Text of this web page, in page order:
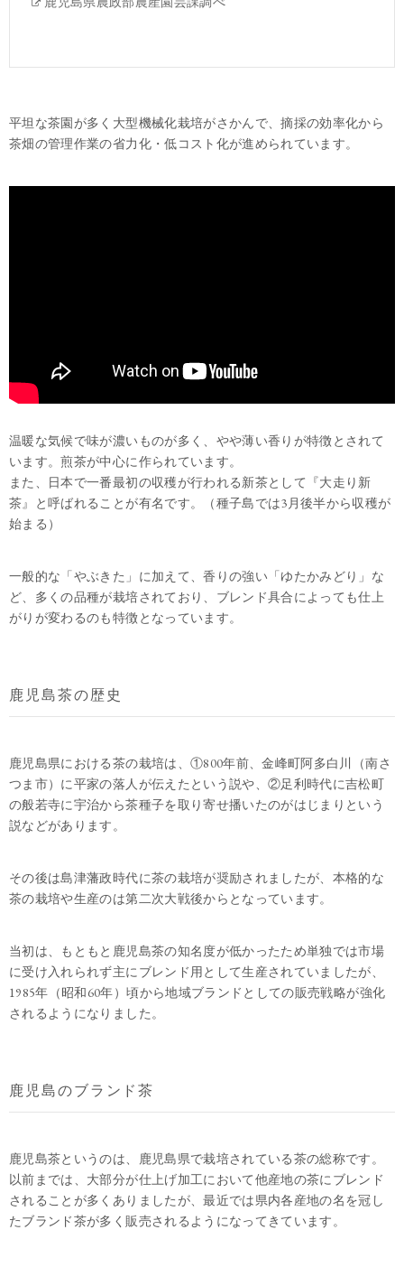
平坦な茶園が多く大型機械化栽培がさかんで、摘採の効率化から
茶畑の管理作業の省力化・低コスト化が進められています。
温暖な気候で味が濃いものが多く、やや薄い香りが特徴とされて
います。煎茶が中心に作られています。
また、日本で一番最初の収穫が行われる新茶として『大走り新
茶』と呼ばれることが有名です。（種子島では3月後半から収穫が
始まる）
一般的な「やぶきた」に加えて、香りの強い「ゆたかみどり」な
ど、多くの品種が栽培されており、ブレンド具合によっても仕上
がりが変わるのも特徴となっています。
鹿児島茶の歴史
鹿児島県における茶の栽培は、①800年前、金峰町阿多白川（南さ
つま市）に平家の落人が伝えたという説や、②足利時代に吉松町
の般若寺に宇治から茶種子を取り寄せ播いたのがはじまりという
説などがあります。
その後は島津藩政時代に茶の栽培が奨励されましたが、本格的な
茶の栽培や生産のは第二次大戦後からとなっています。
当初は、もともと鹿児島茶の知名度が低かったため単独では市場
に受け入れられず主にブレンド用として生産されていましたが、
1985年（昭和60年）頃から地域ブランドとしての販売戦略が強化
されるようになりました。
鹿児島のブランド茶
鹿児島茶というのは、鹿児島県で栽培されている茶の総称です。
以前までは、大部分が仕上げ加工において他産地の茶にブレンド
されることが多くありましたが、最近では県内各産地の名を冠し
たブランド茶が多く販売されるようになってきています。